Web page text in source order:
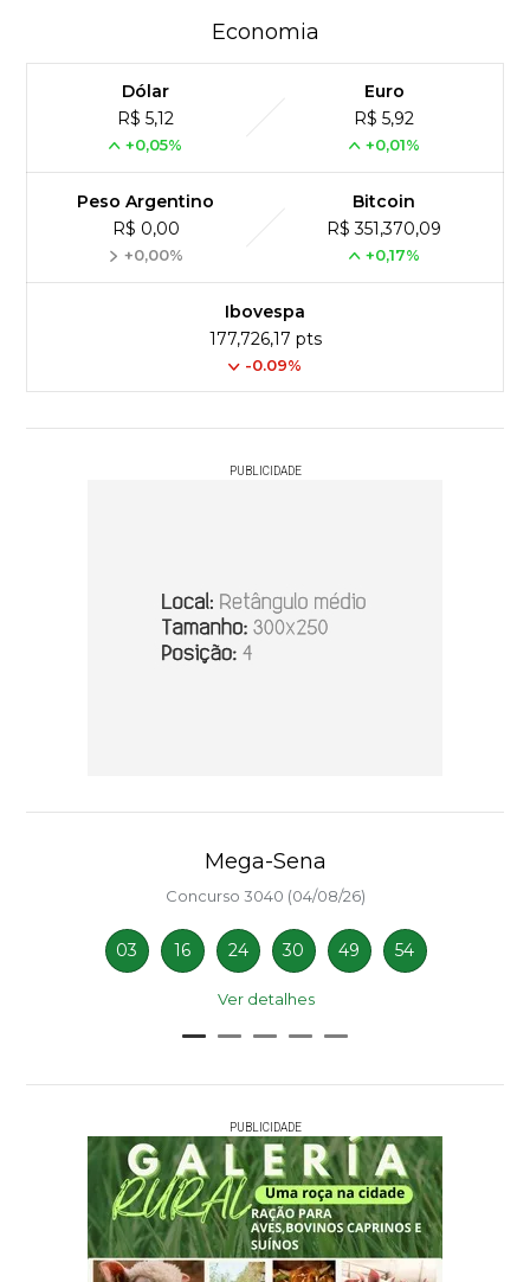
Economia
Dólar
R$ 5,12
+0,05%
Euro
R$ 5,92
+0,01%
Peso Argentino
R$ 0,00
+0,00%
Bitcoin
R$ 351,370,09
+0,17%
Ibovespa
177,726,17 pts
-0.09%
PUBLICIDADE
Mega-Sena
Concurso 3040 (04/08/26)
03 16 24 30 49 54
Ver detalhes
PUBLICIDADE